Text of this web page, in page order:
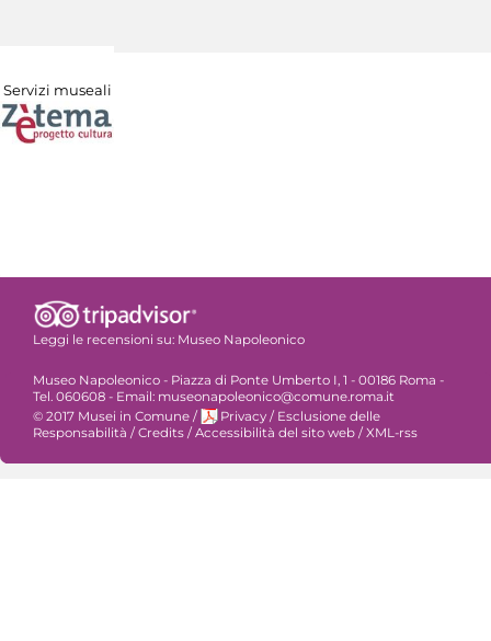
Servizi museali
Leggi le recensioni su: Museo Napoleonico
Museo Napoleonico - Piazza di Ponte Umberto I, 1 - 00186 Roma -
Tel. 060608 - Email: museonapoleonico@comune.roma.it
© 2017 Musei in Comune / Privacy / Esclusione delle
Responsabilità / Credits / Accessibilità del sito web / XML-rss